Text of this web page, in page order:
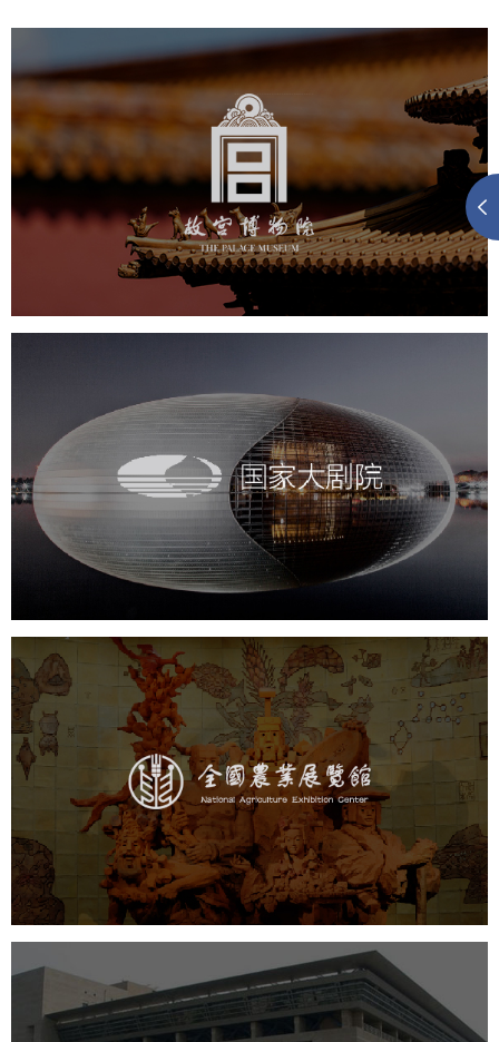
故宫博物院
文化艺术 博物馆 智慧博物馆
博物馆网站建设
景区网站建设
文创商城 万能专题 网站代运营
国家大剧院
文化艺术 剧院 智慧展馆 展馆网站建设
农业展览馆
文化艺术 展馆网站建设
博物馆展厅设计
数字博物馆建设
展厅空间设计
企业展厅设计
公司展厅设计
北京展厅设计 产品展厅设计
中国科学院文献情报中心